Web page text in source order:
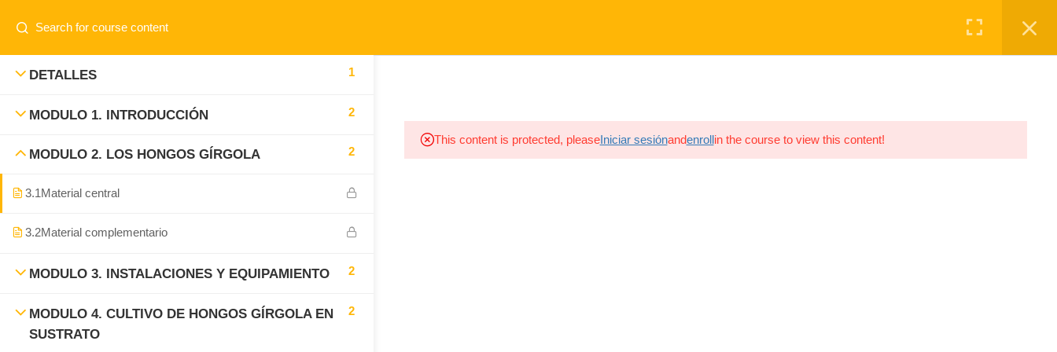
Login
CURSOS
DETALLES 1
MODULO 1. INTRODUCCIÓN 2
MODULO 2. LOS HONGOS GÍRGOLA 2
3.1Material central
3.2Material complementario
MODULO 3. INSTALACIONES Y EQUIPAMIENTO 2
MODULO 4. CULTIVO DE HONGOS GÍRGOLA EN
SUSTRATO
2
This content is protected, pleaseIniciar sesiónandenrollin the course to view this content!